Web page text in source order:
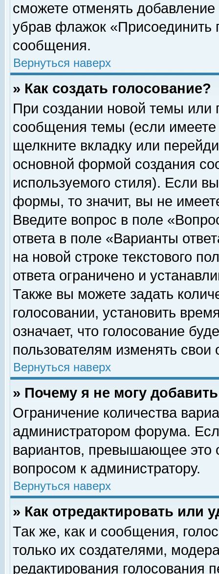
сможете отменять
убрав флажок «Присоединить
сообщения.
Вернуться наверх
» Как создать голосование?
При создании новой темы или
сообщения темы (если
щелкните вкладку или
основной формой создания
используемого стиля). Если
формы, то значит, вы не
Введите вопрос в поле
ответа в поле «Варианты
на новой строке текстового
ответа ограничено и
Также вы можете задать
голосовании, установить
означает, что голосование
пользователям изменять свои
Вернуться наверх
» Почему я не могу
Ограничение количества
администратором форума.
вариантов, превышающее это
вопросом к администратору.
Вернуться наверх
» Как отредактировать или
Так же, как и сообщения,
только их создателями,
редактирования голосования